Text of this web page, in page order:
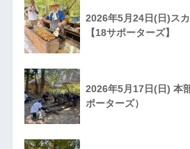
2026年5月24日(日)ス
【18サポーターズ】
2026年5月17日(日) 本
ポーターズ）